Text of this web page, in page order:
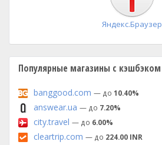
Яндекс.Браузер
Популярные магазины с кэшбэком
banggood.com — до 10.40%
answear.ua — до 7.20%
city.travel — до 6.00%
cleartrip.com — до 224.00 INR